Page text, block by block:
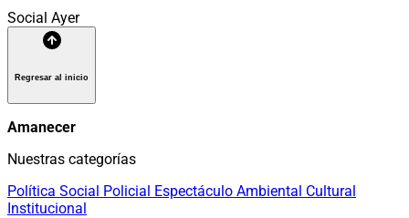
Social Ayer
Regresar al inicio
Amanecer
Nuestras categorías
Política Social Policial Espectáculo Ambiental Cultural
Institucional